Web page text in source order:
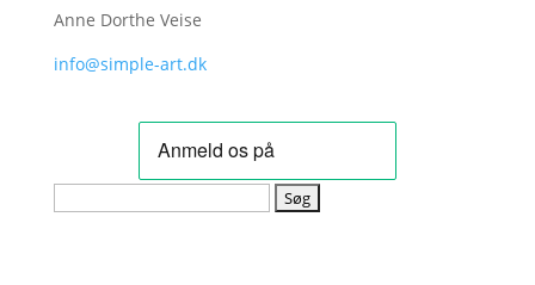
Anne Dorthe Veise
info@simple-art.dk